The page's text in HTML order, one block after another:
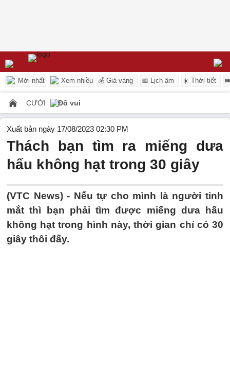
Mới nhất Xem nhiều 💰 Giá vàng 📅 Lịch âm ☀️ Thời tiết
CƯỜI Đố vui
Xuất bản ngày 17/08/2023 02:30 PM
Thách bạn tìm ra miếng dưa
hấu không hạt trong 30 giây
(VTC News) - Nếu tự cho mình là người tinh
mắt thì bạn phải tìm được miếng dưa hấu
không hạt trong hình này, thời gian chỉ có 30
giây thôi đấy.